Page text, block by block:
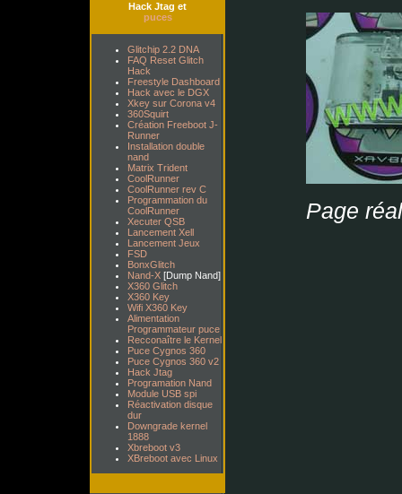
Hack Jtag et
puces
Glitchip 2.2 DNA
FAQ Reset Glitch
Hack
Freestyle Dashboard
Hack avec le DGX
Xkey sur Corona v4
360Squirt
Création Freeboot J-
Runner
Installation double
nand
Matrix Trident
CoolRunner
CoolRunner rev C
Programmation du
CoolRunner
Xecuter QSB
Lancement Xell
Lancement Jeux
FSD
BonxGlitch
Nand-X [Dump Nand]
X360 Glitch
X360 Key
Wifi X360 Key
Alimentation
Programmateur puce
Recconaître le Kernel
Puce Cygnos 360
Puce Cygnos 360 v2
Hack Jtag
Programation Nand
Module USB spi
Réactivation disque
dur
Downgrade kernel
1888
Xbreboot v3
XBreboot avec Linux
Page